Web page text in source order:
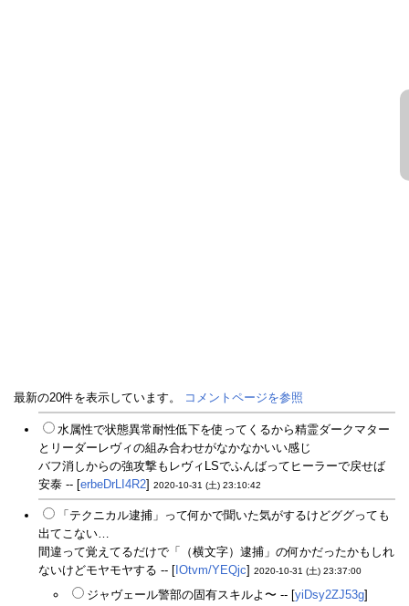
最新の20件を表示しています。 コメントページを参照
水属性で状態異常耐性低下を使ってくるから精霊ダークマター
とリーダーレヴィの組み合わせがなかなかいい感じ
バフ消しからの強攻撃もレヴィLSでふんばってヒーラーで戻せば
安泰 -- [erbeDrLI4R2] 2020-10-31 (土) 23:10:42
「テクニカル逮捕」って何かで聞いた気がするけどググっても
出てこない…
間違って覚えてるだけで「（横文字）逮捕」の何かだったかもしれ
ないけどモヤモヤする -- [ IOtvm/YEQjc] 2020-10-31 (土) 23:37:00
ジャヴェール警部の固有スキルよ〜 -- [yiDsy2ZJ53g]